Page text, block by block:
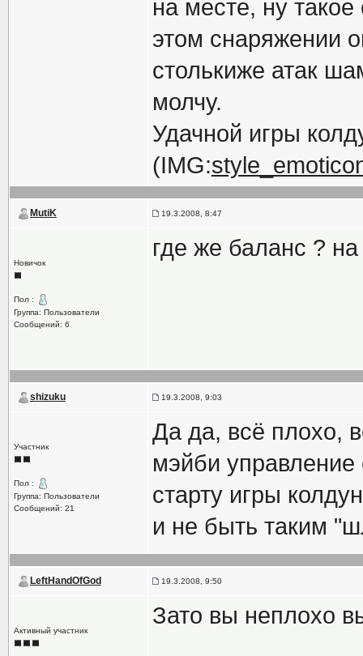
на месте, ну
этом снаряжении
столькиже атак
молчу.
Удачной игры
(IMG:
MutiK 19.3.2008, 8:47
Новичок
Пол :
Группа: Пользователи
Сообщений: 6
где же баланс ?
shizuku 19.3.2008, 9:03
Участник
Пол :
Группа: Пользователи
Сообщений: 21
Да да, всё плохо,
мэйби
старту игры
и не быть таким
LeftHandOfGod 19.3.2008, 9:50
Активный участник
Зато вы неплохо